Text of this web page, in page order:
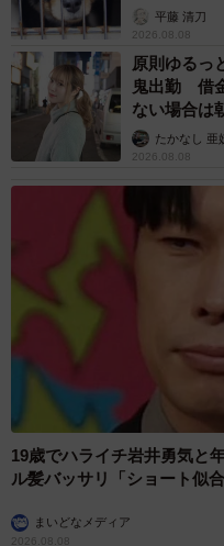
平藤 清刀
2026.08.08
原則ゆるっ
鬼出勤 借
ない場合は
ストに取材
たかなし 亜
2026.08.08
19歳でハライチ岩井勇気と
ル髪バッサリ「ショート似合
まいどなメディア
2026.08.08